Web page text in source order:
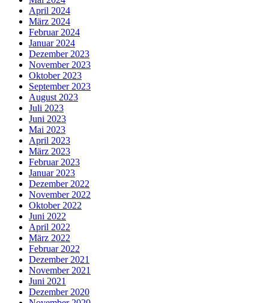
April 2024
März 2024
Februar 2024
Januar 2024
Dezember 2023
November 2023
Oktober 2023
September 2023
August 2023
Juli 2023
Juni 2023
Mai 2023
April 2023
März 2023
Februar 2023
Januar 2023
Dezember 2022
November 2022
Oktober 2022
Juni 2022
April 2022
März 2022
Februar 2022
Dezember 2021
November 2021
Juni 2021
Dezember 2020